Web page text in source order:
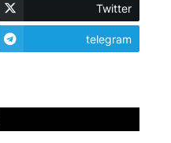
Twitter
telegram